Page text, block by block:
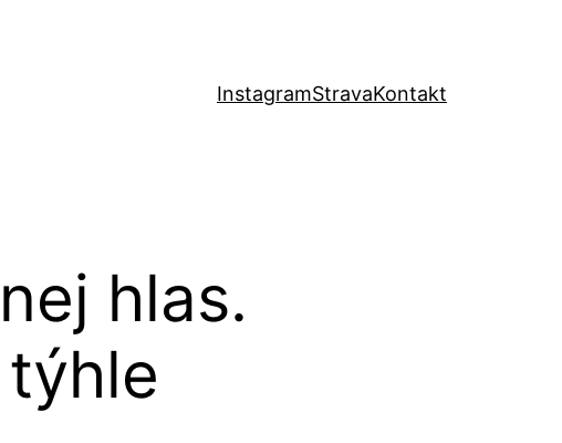
InstagramStravaKontakt
hlas.